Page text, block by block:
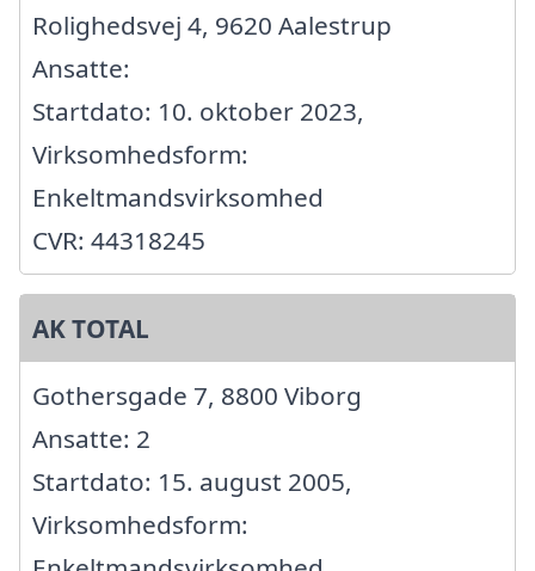
Rolighedsvej 4, 9620 Aalestrup
Ansatte:
Startdato: 10. oktober 2023,
Virksomhedsform:
Enkeltmandsvirksomhed
CVR: 44318245
AK TOTAL
Gothersgade 7, 8800 Viborg
Ansatte: 2
Startdato: 15. august 2005,
Virksomhedsform: